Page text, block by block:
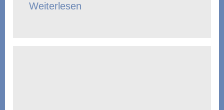
Weiterlesen